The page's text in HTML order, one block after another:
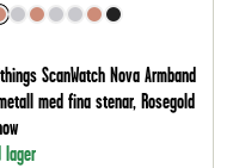
ScanWatch Nova Armband
med fina stenar, Rosegold
lager